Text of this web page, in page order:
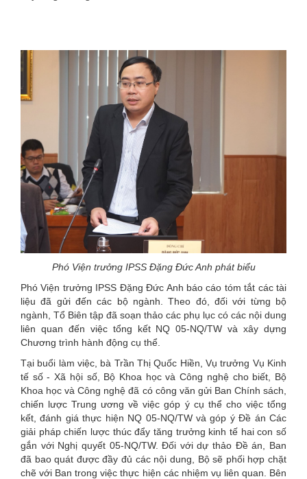
Phó Viện trưởng IPSS Đặng Đức Anh phát biểu
Phó Viện trưởng IPSS Đặng Đức Anh báo cáo tóm tắt các tài
liệu đã gửi đến các bộ ngành. Theo đó, đối với từng bộ
ngành, Tổ Biên tập đã soạn thảo các phụ lục có các nội dung
liên quan đến việc tổng kết NQ 05-NQ/TW và xây dựng
Chương trình hành động cụ thể.
Tại buổi làm việc, bà Trần Thị Quốc Hiền, Vụ trưởng Vụ Kinh
tế số - Xã hội số, Bộ Khoa học và Công nghệ cho biết, Bộ
Khoa học và Công nghệ đã có công văn gửi Ban Chính sách,
chiến lược Trung ương về việc góp ý cụ thể cho việc tổng
kết, đánh giá thực hiện NQ 05-NQ/TW và góp ý Đề án Các
giải pháp chiến lược thúc đẩy tăng trưởng kinh tế hai con số
gắn với Nghị quyết 05-NQ/TW. Đối với dự thảo Đề án, Ban
đã bao quát được đầy đủ các nội dung, Bộ sẽ phối hợp chặt
chẽ với Ban trong việc thực hiện các nhiệm vụ liên quan. Bên